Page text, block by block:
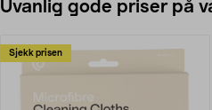
Uvanlig gode priser på
Sjekk prisen